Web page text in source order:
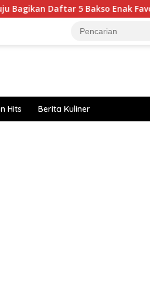
Enak Favoritnya Ke Bogor
Hits Berita Kuliner